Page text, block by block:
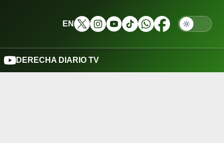
EN
DERECHA DIARIO TV